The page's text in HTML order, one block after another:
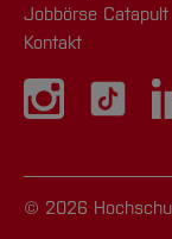
Jobbörse Catapult
Kontakt
© 2026